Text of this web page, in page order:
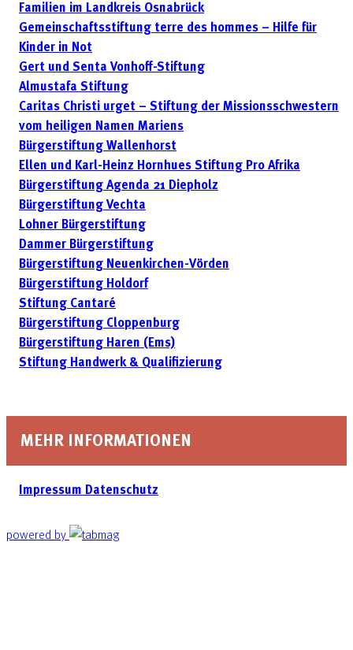
Familien im Landkreis Osnabrück
Gemeinschaftsstiftung terre des hommes – Hilfe für
Kinder in Not
Gert und Senta Vonhoff-Stiftung
Almustafa Stiftung
Caritas Christi urget – Stiftung der Missionsschwestern
vom heiligen Namen Mariens
Bürgerstiftung Wallenhorst
Ellen und Karl-Heinz Hornhues Stiftung Pro Afrika
Bürgerstiftung Agenda 21 Diepholz
Bürgerstiftung Vechta
Lohner Bürgerstiftung
Dammer Bürgerstiftung
Bürgerstiftung Neuenkirchen-Vörden
Bürgerstiftung Holdorf
Stiftung Cantaré
Bürgerstiftung Cloppenburg
Bürgerstiftung Haren (Ems)
Stiftung Handwerk & Qualifizierung
MEHR INFORMATIONEN
Impressum Datenschutz
powered by